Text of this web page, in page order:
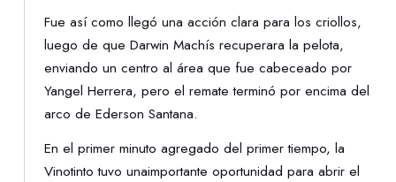
Fue así como llegó una acción clara para los criollos,
luego de que Darwin Machís recuperara la pelota,
enviando un centro al área que fue cabeceado por
Yangel Herrera, pero el remate terminó por encima del
arco de Ederson Santana.
En el primer minuto agregado del primer tiempo, la
Vinotinto tuvo unaimportante oportunidad para abrir el